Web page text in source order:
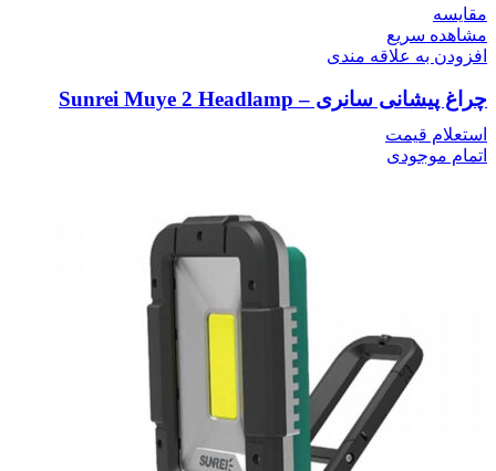
مقایسه
مشاهده سریع
افزودن به علاقه مندی
چراغ پیشانی سانری – Sunrei Muye 2 Headlamp
استعلام قیمت
اتمام موجودی